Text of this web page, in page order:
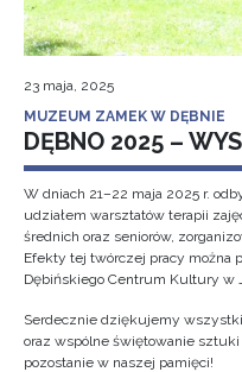
23 maja, 2025
MUZEUM ZAMEK W DĘBNIE
DĘBNO 2025 –
W dniach 21–22 maja 2025 r.
udziałem warsztatów terapii
średnich oraz seniorów,
Efekty tej twórczej pracy można
Dębińskiego Centrum Kultury w
Serdecznie dziękujemy
oraz wspólne świętowanie sztuki
pozostanie w naszej pamięci!